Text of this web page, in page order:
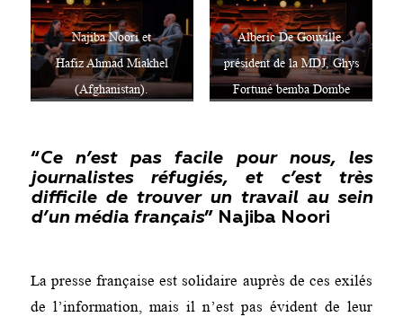
Najiba Noori et
Hafiz Ahmad Miakhel
(Afghanistan).
Alberic De Gouville,
président de la MDJ, Ghys
Fortuné bemba Dombe
“Ce n’est pas facile pour nous, les
journalistes réfugiés, et c’est très
difficile de trouver un travail au sein
d’un média français” Najiba Noori
La presse française est solidaire auprès de ces exilés
de l’information, mais il n’est pas évident de leur